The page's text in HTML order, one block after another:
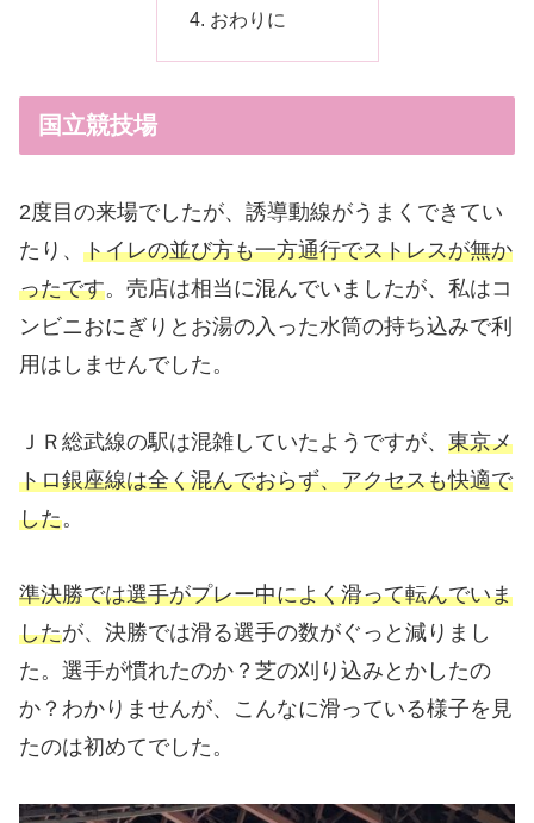
おわりに
国立競技場
2度目の来場でしたが、誘導動線がうまくできてい
たり、 トイレの並び方も一方通行でストレスが無か
ったです。売店は相当に混んでいましたが、私はコ
ンビニおにぎりとお湯の入った水筒の持ち込みで利
用はしませんでした。
ＪＲ総武線の駅は混雑していたようですが、 東京メ
トロ銀座線は全く混んでおらず、アクセスも快適で
した。
準決勝では選手がプレー中によく滑って転んでいま
したが、決勝では滑る選手の数がぐっと減りまし
た。選手が慣れたのか？芝の刈り込みとかしたの
か？わかりませんが、こんなに滑っている様子を見
たのは初めてでした。